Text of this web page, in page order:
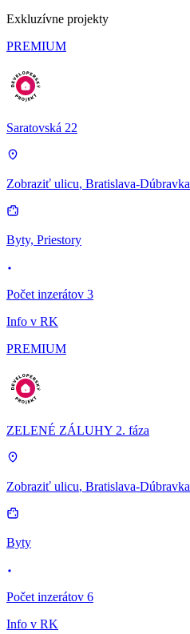
Exkluzívne projekty
PREMIUM
Saratovská 22
Zobraziť ulicu, Bratislava-Dúbravka
Byty, Priestory
Počet inzerátov 3
Info v RK
PREMIUM
ZELENÉ ZÁLUHY 2. fáza
Zobraziť ulicu, Bratislava-Dúbravka
Byty
Počet inzerátov 6
Info v RK